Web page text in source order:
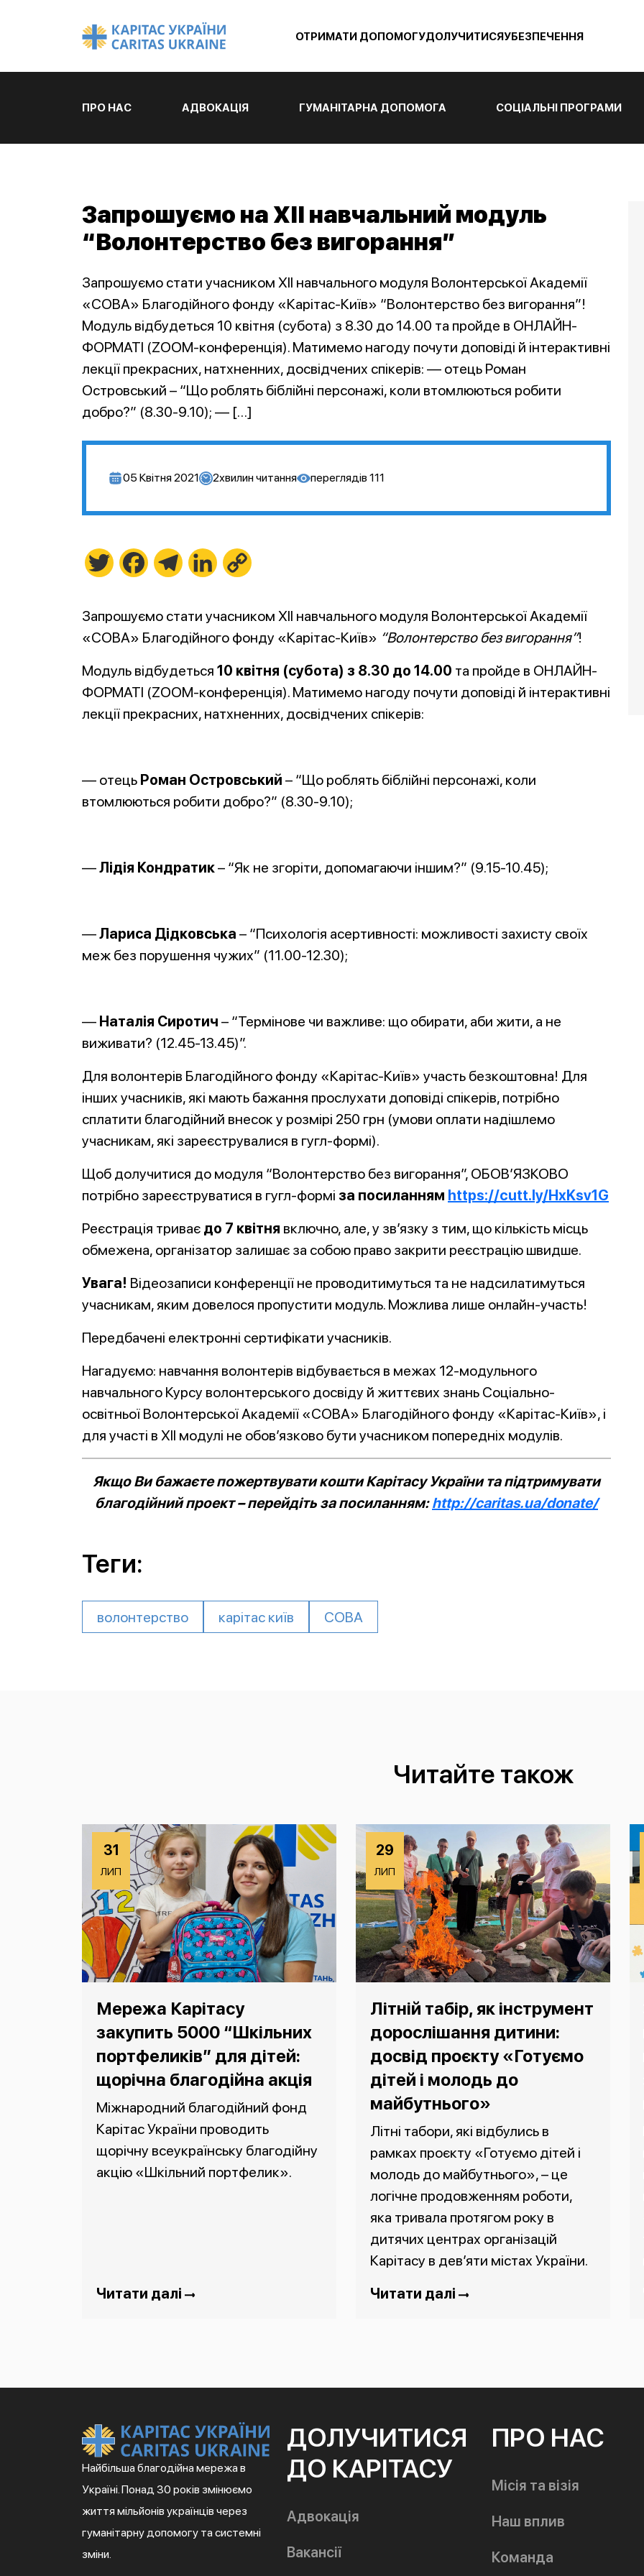
ОТРИМАТИ ДОПОМОГУДОЛУЧИТИСЯУБЕЗПЕЧЕННЯ
ПРО НАС АДВОКАЦІЯ ГУМАНІТАРНА ДОПОМОГА СОЦІАЛЬНІ ПРОГРАМИ
Запрошуємо на ХІІ навчальний модуль
“Волонтерство без вигорання”
Запрошуємо стати учасником ХІІ навчального модуля Волонтерської Академії
«СОВА» Благодійного фонду «Карітас-Київ» “Волонтерство без вигорання”!
Модуль відбудеться 10 квітня (субота) з 8.30 до 14.00 та пройде в ОНЛАЙН-
ФОРМАТІ (ZOOM-конференція). Матимемо нагоду почути доповіді й інтерактивні
лекції прекрасних, натхненних, досвідчених спікерів: — отець Роман
Островський – “Що роблять біблійні персонажі, коли втомлюються робити
добро?” (8.30-9.10); — […]
05 Квітня 2021 2хвилин читання переглядів 111
Twitter FacebookTelegramLinkedIn
Запрошуємо стати учасником ХІІ навчального модуля Волонтерської Академії
«СОВА» Благодійного фонду «Карітас-Київ» “Волонтерство без вигорання”!
Модуль відбудеться 10 квітня (субота) з 8.30 до 14.00 та пройде в ОНЛАЙН-
ФОРМАТІ (ZOOM-конференція). Матимемо нагоду почути доповіді й інтерактивні
лекції прекрасних, натхненних, досвідчених спікерів:
— отець Роман Островський – “Що роблять біблійні персонажі, коли
втомлюються робити добро?” (8.30-9.10);
—Лідія Кондратик– “Як не згоріти, допомагаючи іншим?” (9.15-10.45);
—Лариса Дідковська – “Психологія асертивності: можливості захисту своїх
меж без порушення чужих” (11.00-12.30);
— Наталія Сиротич – “Термінове чи важливе: що обирати, аби жити, а не
виживати? (12.45-13.45)”.
Для волонтерів Благодійного фонду «Карітас-Київ» участь безкоштовна! Для
інших учасників, які мають бажання прослухати доповіді спікерів, потрібно
сплатити благодійний внесок у розмірі 250 грн (умови оплати надішлемо
учасникам, які зареєструвалися в гугл-формі).
Щоб долучитися до модуля “Волонтерство без вигорання”, ОБОВ’ЯЗКОВО
потрібно зареєструватися в гугл-формі за посиланням https://cutt.ly/HxKsv1G
Реєстрація триває до 7 квітня включно, але, у зв’язку з тим, що кількість місць
обмежена, організатор залишає за собою право закрити реєстрацію швидше.
Увага! Відеозаписи конференції не проводитимуться та не надсилатимуться
учасникам, яким довелося пропустити модуль. Можлива лише онлайн-участь!
Передбачені електронні сертифікати учасників.
Нагадуємо: навчання волонтерів відбувається в межах 12-модульного
навчального Курсу волонтерського досвіду й життєвих знань Соціально-
освітньої Волонтерської Академії «СОВА» Благодійного фонду «Карітас-Київ», і
для участі в ХІІ модулі не обов’язково бути учасником попередніх модулів.
Якщо Ви бажаєте пожертвувати кошти Карітасу України та підтримувати
благодійний проект – перейдіть за посиланням:http://caritas.ua/donate/
Теги:
волонтерство карітас київ СОВА
Читайте також
31
ЛИП
Мережа Карітасу
закупить 5000 “Шкільних
портфеликів” для дітей:
щорічна благодійна акція
Міжнародний благодійний фонд
Карітас України проводить
щорічну всеукраїнську благодійну
акцію «Шкільний портфелик».
Читати далі
29
ЛИП
Літній табір, як інструмент
дорослішання дитини:
досвід проєкту «Готуємо
дітей і молодь до
майбутнього»
Літні табори, які відбулись в
рамках проєкту «Готуємо дітей і
молодь до майбутнього», – це
логічне продовженням роботи,
яка тривала протягом року в
дитячих центрах організацій
Карітасу в дев’яти містах України.
Читати далі
Найбільша благодійна мережа в
Україні. Понад 30 років змінюємо
життя мільйонів українців через
гуманітарну допомогу та системні
зміни.
ДОЛУЧИТИСЯ
ДО КАРІТАСУ
Адвокація
Вакансії
ПРО НАС
Місія та візія
Наш вплив
Команда